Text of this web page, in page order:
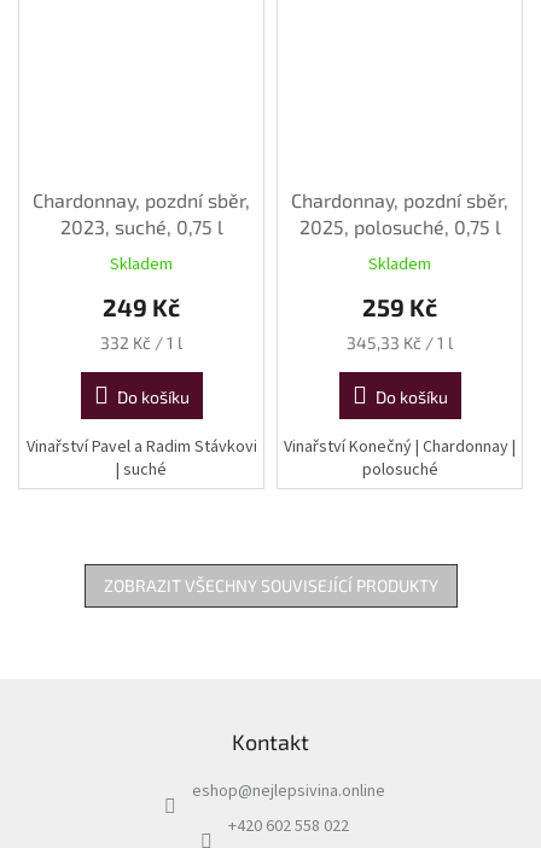
Chardonnay, pozdní sběr,
2023, suché, 0,75 l
Skladem
249 Kč
Měrná
332 Kč / 1 l
Do košíku
Vinařství Pavel a Radim Stávkovi
| suché
Chardonnay, pozdní sběr,
2025, polosuché, 0,75 l
Skladem
259 Kč
Měrná
345,33 Kč / 1 l
Do košíku
Vinařství Konečný | Chardonnay |
polosuché
ZOBRAZIT VŠECHNY SOUVISEJÍCÍ PRODUKTY
Kontakt
eshop@nejlepsivina.online
+420 602 558 022